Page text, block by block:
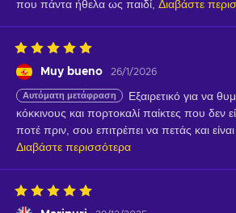
που πάντα ήθελα ως παιδί, Διαβάστε
Muy bueno 26/1/2026
Αυτόματη μετάφραση
Εξαιρετικό για να
κόκκινους και πορτοκαλί παίκτες που δεν
ποτέ πριν, σου επιτρέπει να πετάς και είναι
Διαβάστε περισσότερα